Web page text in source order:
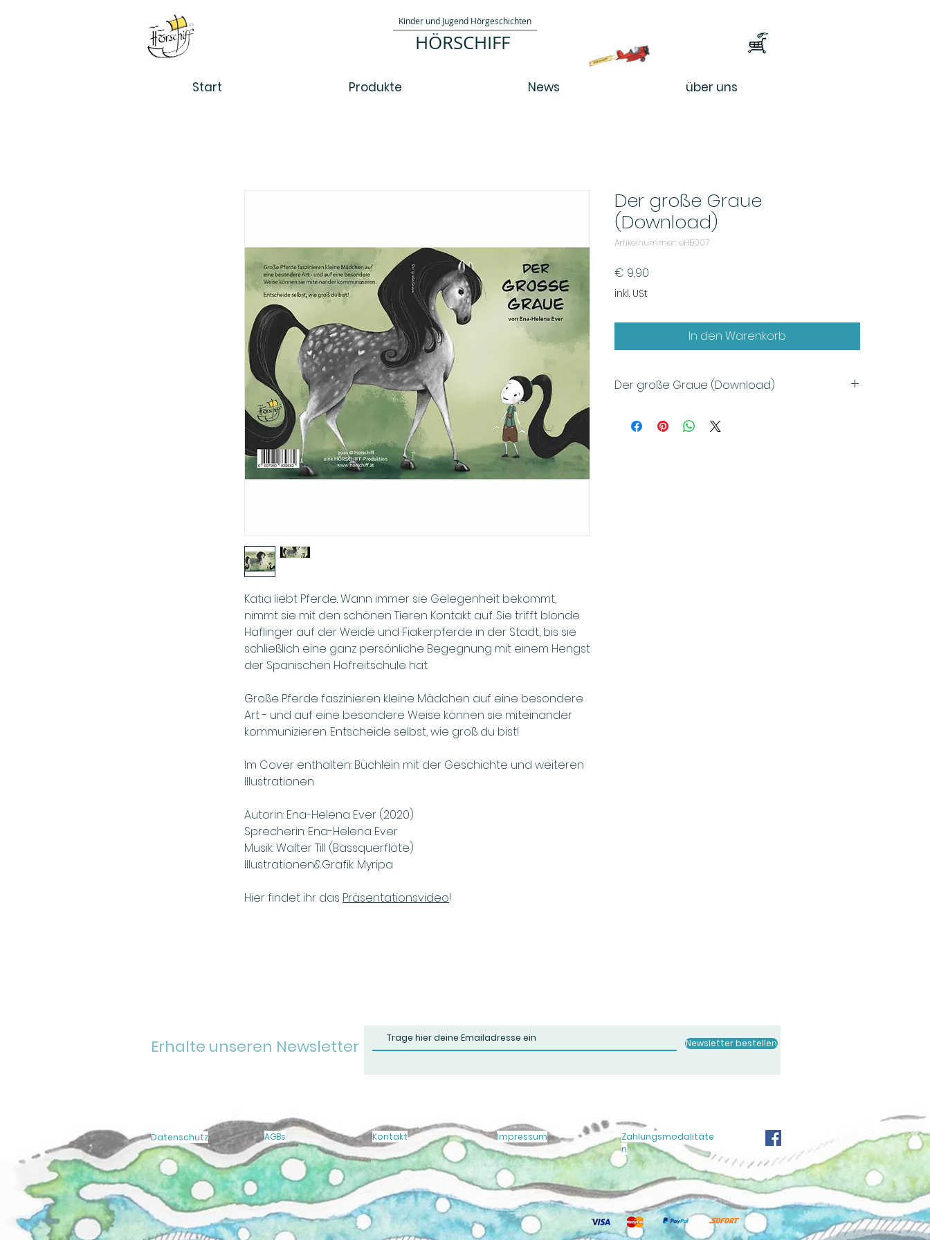
Kinder und Jugend Hörgeschichten
HÖRSCHIFF
Start Produkte News über uns
Katia liebt Pferde. Wann immer sie Gelegenheit bekommt,
nimmt sie mit den schönen Tieren Kontakt auf. Sie trifft blonde
Haflinger auf der Weide und Fiakerpferde in der Stadt, bis sie
schließlich eine ganz persönliche Begegnung mit einem Hengst
der Spanischen Hofreitschule hat.
Große Pferde faszinieren kleine Mädchen auf eine besondere
Art - und auf eine besondere Weise können sie miteinander
kommunizieren. Entscheide selbst, wie groß du bist!
Im Cover enthalten: Büchlein mit der Geschichte und weiteren
Illustrationen
Autorin: Ena-Helena Ever (2020)
Sprecherin: Ena-Helena Ever
Musik: Walter Till (Bassquerflöte)
Illustrationen&Grafik: Myripa
Hier findet ihr das Präsentationsvideo!
Der große Graue
(Download)
Artikelnummer: eHB007
€ 9,90
inkl. USt
In den Warenkorb
Der große Graue (Download)
Produktion: Hörschiff (2020)
Erhalte unseren Newsletter Newsletter bestellen
Datenschutz AGBs Kontakt Impressum
Zahlungsmodalitäte
n